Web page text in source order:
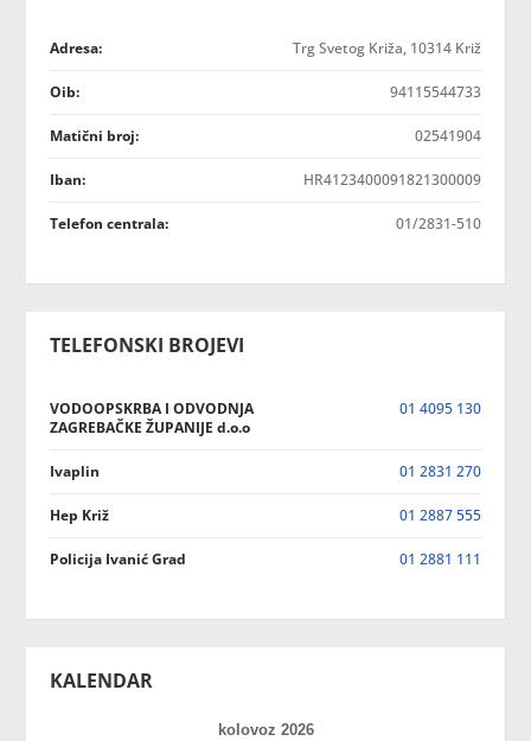
Adresa: Trg Svetog Križa, 10314 Križ
Oib: 94115544733
Matični broj: 02541904
Iban: HR4123400091821300009
Telefon centrala: 01/2831-510
TELEFONSKI BROJEVI
VODOOPSKRBA I ODVODNJA
ZAGREBAČKE ŽUPANIJE d.o.o
01 4095 130
Ivaplin 01 2831 270
Hep Križ 01 2887 555
Policija Ivanić Grad 01 2881 111
KALENDAR
kolovoz 2026